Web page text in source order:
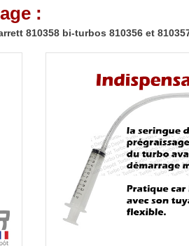
:
810358 bi-turbos 810356 et